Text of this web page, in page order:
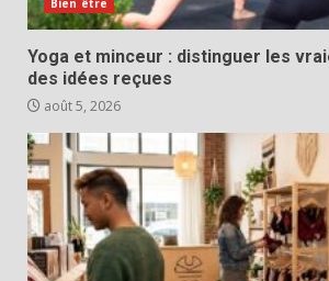
Yoga et minceur : distinguer les
des idées reçues
août 5, 2026